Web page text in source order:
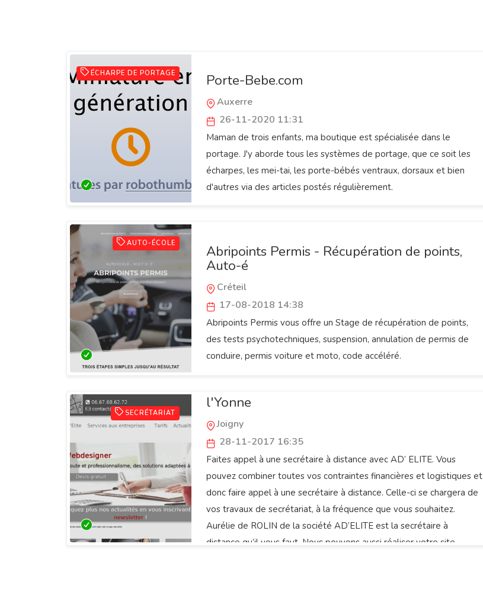
ÉCHARPE DE PORTAGE Porte-Bebe.com
Auxerre
26-11-2020 11:31
Maman de trois enfants, ma boutique est spécialisée dans le
portage. J'y aborde tous les systèmes de portage, que ce soit les
écharpes, les mei-tai, les porte-bébés ventraux, dorsaux et bien
d'autres via des articles postés régulièrement.
AUTO-ÉCOLE Abripoints Permis - Récupération de points,
Auto-é
Créteil
17-08-2018 14:38
Abripoints Permis vous offre un Stage de récupération de points,
des tests psychotechniques, suspension, annulation de permis de
conduire, permis voiture et moto, code accéléré.
SECRÉTARIAT
l'Yonne
Joigny
28-11-2017 16:35
Faites appel à une secrétaire à distance avec AD’ ELITE. Vous
pouvez combiner toutes vos contraintes financières et logistiques et
donc faire appel à une secrétaire à distance. Celle-ci se chargera de
vos travaux de secrétariat, à la fréquence que vous souhaitez.
Aurélie de ROLIN de la société AD’ELITE est la secrétaire à
distance qu’il vous faut. Nous pouvons aussi réaliser votre site